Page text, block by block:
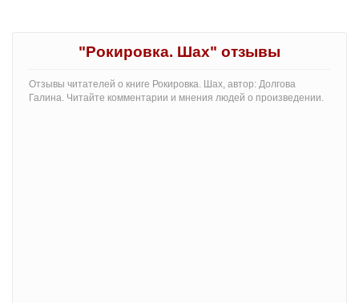
"Рокировка. Шах" отзывы
Отзывы читателей о книге Рокировка. Шах, автор: Долгова
Галина. Читайте комментарии и мнения людей о произведении.